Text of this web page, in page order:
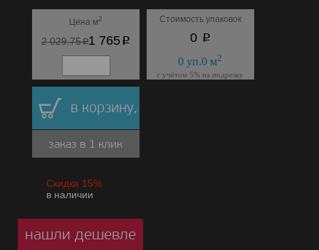
Цена м2
2 029.75p1 765p
Стоимость упаковок
0 p
0 уп.0 м2
с учётом 5% на подрезку
в корзину,
заказ в 1 клик
Скидка 15%
в наличии
нашли дешевле